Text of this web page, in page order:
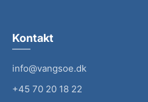
Kontakt
info@vangsoe.dk
+45 70 20 18 22